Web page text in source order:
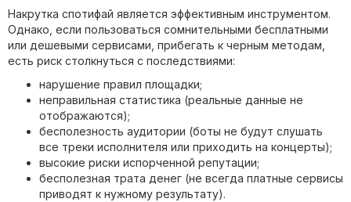
Накрутка спотифай является эффективным инструментом.
Однако, если пользоваться сомнительными бесплатными
или дешевыми сервисами, прибегать к черным методам,
есть риск столкнуться с последствиями:
нарушение правил площадки;
неправильная статистика (реальные данные не
отображаются);
бесполезность аудитории (боты не будут слушать
все треки исполнителя или приходить на концерты);
высокие риски испорченной репутации;
бесполезная трата денег (не всегда платные сервисы
приводят к нужному результату).